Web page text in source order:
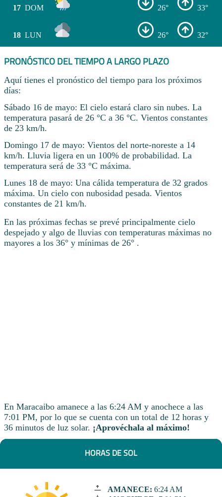
17 DOM 26° 33°
18 LUN 26° 32°
PRONÓSTICO DEL TIEMPO A LARGO PLAZO
Aquí tienes el pronóstico del tiempo para los próximos
días:
Sábado 16 de mayo: El cielo estará claro sin nubes. La
temperatura pasará de 26 °C a 36 °C. Vientos constantes
de 23 km/h.
Domingo 17 de mayo: Vientos del norte-noreste a 14
km/h. Lluvia ligera en un 100% de probabilidad. La
temperatura será de 33 °C máxima.
Lunes 18 de mayo: Una cálida temperatura de 32 grados
máxima. Un cielo con nubosidad pesada. Vientos
constantes de 21 km/h.
En las próximas fechas se prevé principalmente cielo
despejado y algo de lluvias con temperaturas máximas no
mayores a los 36° y mínimas de 26° .
En Maracaibo amanece a las 6:24 AM y anochece a las
7:01 PM, por lo que se cuenta con un total de 12 horas y
36 minutos de luz solar. ¡Aprovéchala al máximo!
HORAS DE SOL
AMANECE: 6:24 AM